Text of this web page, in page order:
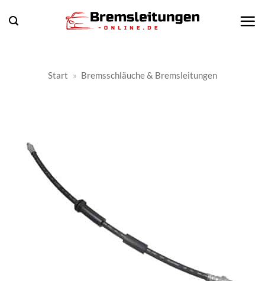
Inhalt
Start » Bremsschläuche & Bremsleitungen